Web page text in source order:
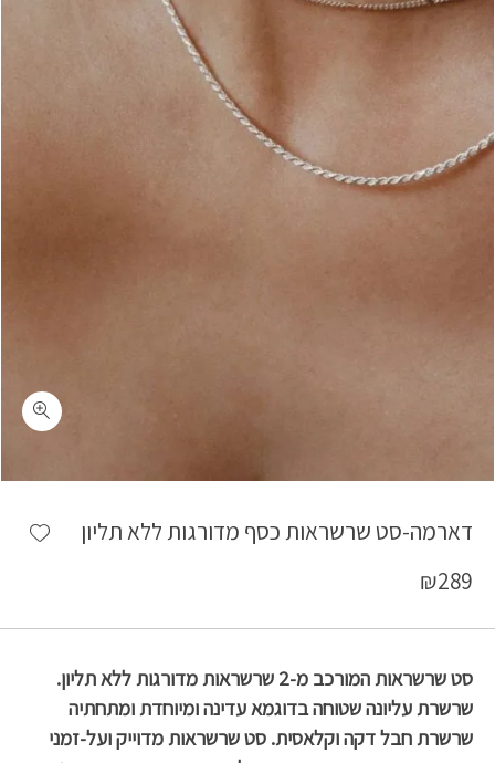
דארמה-סט שרשראות כסף מדורגות ללא תליון
₪289
סט שרשראות המורכב מ-2 שרשראות מדורגות ללא תליון.
שרשרת עליונה שטוחה בדוגמא עדינה ומיוחדת ומתחתיה
שרשרת חבל דקה וקלאסית. סט שרשראות מדוייק ועל-זמני